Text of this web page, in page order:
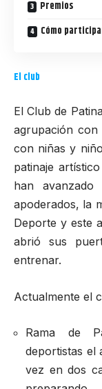
Premios
Cómo
El club
El Club de
agrupación con
con niñas y
patinaje
han
apoderados, la
Deporte y este
abrió sus
entrenar.
Actualmente el
Rama de
deportistas el
vez en dos